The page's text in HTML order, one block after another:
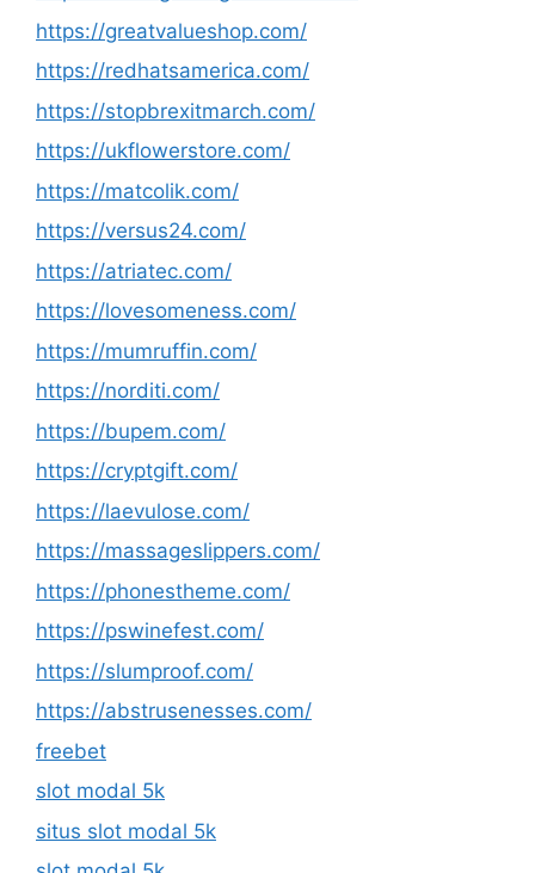
https://greatvalueshop.com/
https://redhatsamerica.com/
https://stopbrexitmarch.com/
https://ukflowerstore.com/
https://matcolik.com/
https://versus24.com/
https://atriatec.com/
https://lovesomeness.com/
https://mumruffin.com/
https://norditi.com/
https://bupem.com/
https://cryptgift.com/
https://laevulose.com/
https://massageslippers.com/
https://phonestheme.com/
https://pswinefest.com/
https://slumproof.com/
https://abstrusenesses.com/
freebet
slot modal 5k
situs slot modal 5k